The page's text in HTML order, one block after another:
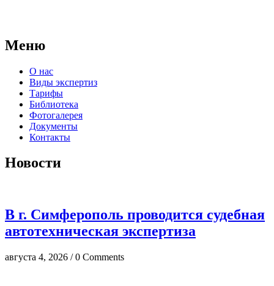
Меню
О нас
Виды экспертиз
Тарифы
Библиотека
Фотогалерея
Документы
Контакты
Новости
В г. Симферополь проводится судебная
автотехническая экспертиза
августа 4, 2026 / 0 Comments